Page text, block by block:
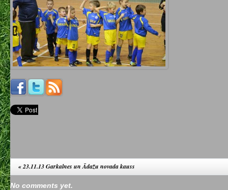
«23.11.13 Garkalnes un Ādažu novada kauss
No comments yet.